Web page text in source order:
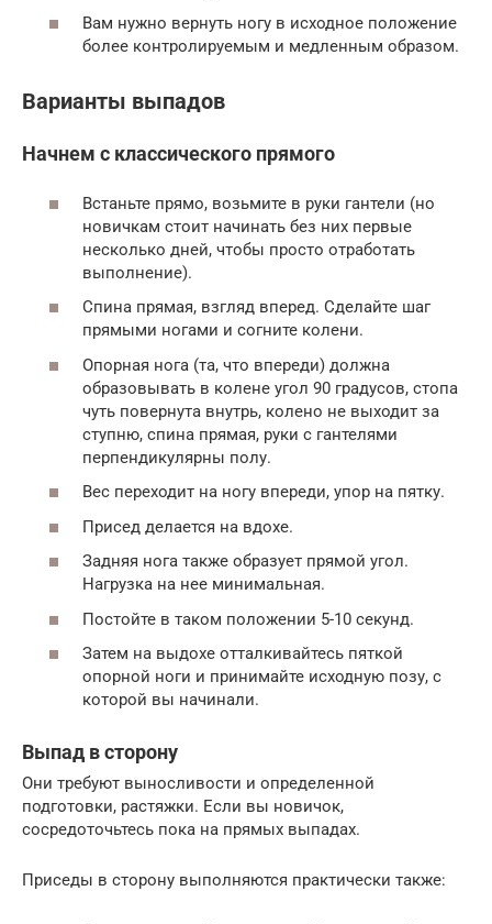
Вам нужно вернуть ногу в исходное положение
более контролируемым и медленным образом.
Варианты выпадов
Начнем с классического прямого
Встаньте прямо, возьмите в руки гантели (но
новичкам стоит начинать без них первые
несколько дней, чтобы просто отработать
выполнение).
Спина прямая, взгляд вперед. Сделайте шаг
прямыми ногами и согните колени.
Опорная нога (та, что впереди) должна
образовывать в колене угол 90 градусов, стопа
чуть повернута внутрь, колено не выходит за
ступню, спина прямая, руки с гантелями
перпендикулярны полу.
Вес переходит на ногу впереди, упор на пятку.
Присед делается на вдохе.
Задняя нога также образует прямой угол.
Нагрузка на нее минимальная.
Постойте в таком положении 5-10 секунд.
Затем на выдохе отталкивайтесь пяткой
опорной ноги и принимайте исходную позу, с
которой вы начинали.
Выпад в сторону
Они требуют выносливости и определенной
подготовки, растяжки. Если вы новичок,
сосредоточьтесь пока на прямых выпадах.
Приседы в сторону выполняются практически также: